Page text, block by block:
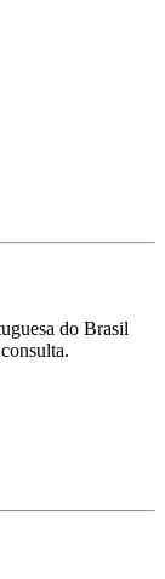
do Brasil